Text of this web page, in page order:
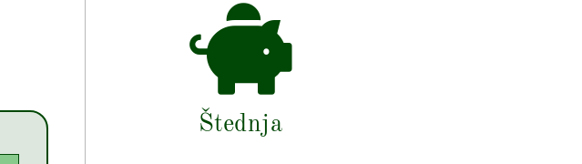
Štednja